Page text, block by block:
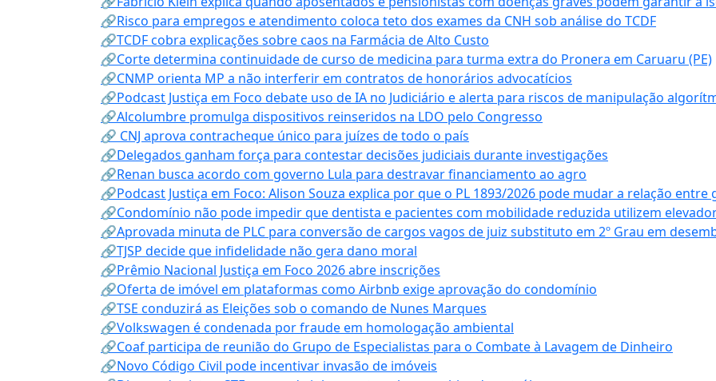
🔗Risco para empregos e atendimento coloca teto dos exames da CNH sob análise do TCDF
🔗TCDF cobra explicações sobre caos na Farmácia de Alto Custo
🔗Corte determina continuidade de curso de medicina para turma extra do Pronera em Caruaru (PE)
🔗CNMP orienta MP a não interferir em contratos de honorários advocatícios
🔗Podcast Justiça em Foco debate uso de IA no Judiciário e alerta para riscos de manipulação
🔗Alcolumbre promulga dispositivos reinseridos na LDO pelo Congresso
🔗 CNJ aprova contracheque único para juízes de todo o país
🔗Delegados ganham força para contestar decisões judiciais durante investigações
🔗Renan busca acordo com governo Lula para destravar financiamento ao agro
🔗Podcast Justiça em Foco: Alison Souza explica por que o PL 1893/2026 pode mudar a relação
🔗Condomínio não pode impedir que dentista e pacientes com mobilidade reduzida utilizem
🔗Aprovada minuta de PLC para conversão de cargos vagos de juiz substituto em 2º Grau em
🔗TJSP decide que infidelidade não gera dano moral
🔗Prêmio Nacional Justiça em Foco 2026 abre inscrições
🔗Oferta de imóvel em plataformas como Airbnb exige aprovação do condomínio
🔗TSE conduzirá as Eleições sob o comando de Nunes Marques
🔗Volkswagen é condenada por fraude em homologação ambiental
🔗Coaf participa de reunião do Grupo de Especialistas para o Combate à Lavagem de Dinheiro
🔗Novo Código Civil pode incentivar invasão de imóveis